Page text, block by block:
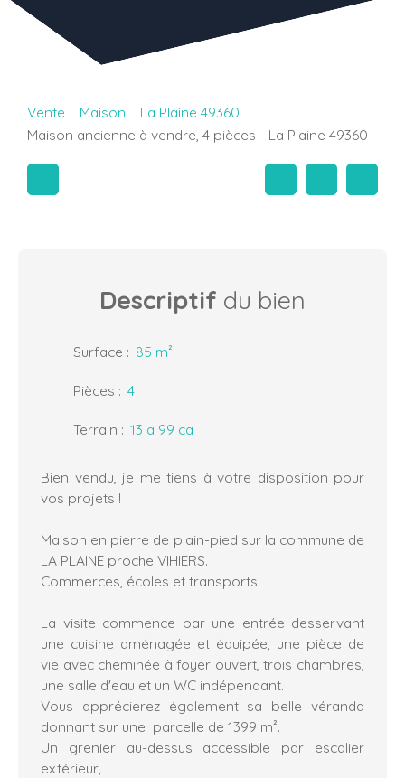
Vente Maison
La Plaine 49360
Maison ancienne à vendre, 4 pièces - La Plaine 49360
Descriptif du bien
Surface : 85 m²
Pièces : 4
Terrain : 13 a 99 ca
Bien vendu, je me tiens à votre disposition pour
vos projets !
Maison en pierre de plain-pied sur la commune de
LA PLAINE proche VIHIERS.
Commerces, écoles et transports.
La visite commence par une entrée desservant
une cuisine aménagée et équipée, une pièce de
vie avec cheminée à foyer ouvert, trois chambres,
une salle d'eau et un WC indépendant.
Vous apprécierez également sa belle véranda
donnant sur une parcelle de 1399 m².
Un grenier au-dessus accessible par escalier
extérieur,